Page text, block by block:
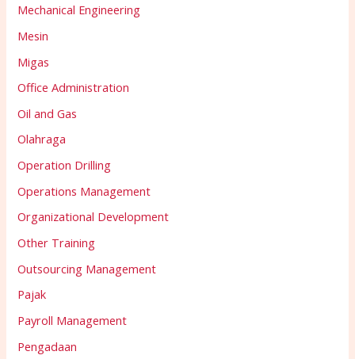
Mechanical Engineering
Mesin
Migas
Office Administration
Oil and Gas
Olahraga
Operation Drilling
Operations Management
Organizational Development
Other Training
Outsourcing Management
Pajak
Payroll Management
Pengadaan